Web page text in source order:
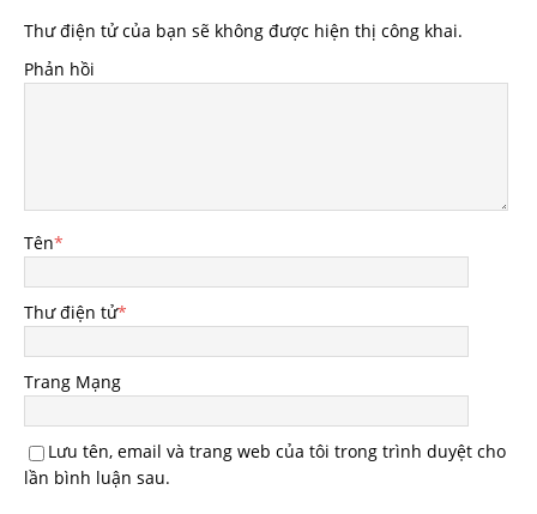
Thư điện tử của bạn sẽ không được hiện thị công khai.
Phản hồi
Tên*
Thư điện tử*
Trang Mạng
Lưu tên, email và trang web của tôi trong trình duyệt cho
lần bình luận sau.